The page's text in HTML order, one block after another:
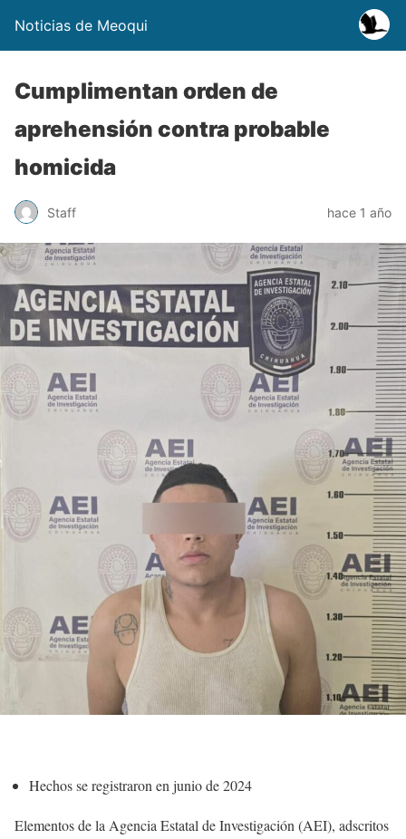
Noticias de Meoqui
Cumplimentan orden de
aprehensión contra probable
homicida
Staff hace 1 año
Hechos se registraron en junio de 2024
Elementos de la Agencia Estatal de Investigación (AEI), adscritos